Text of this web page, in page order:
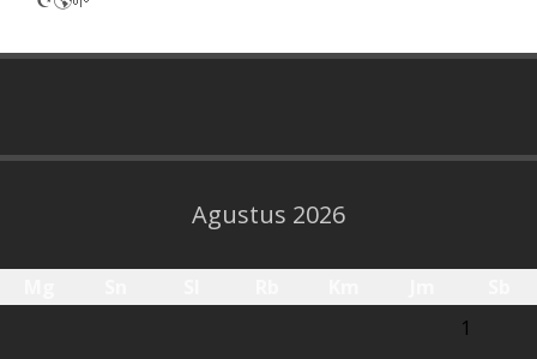
Agustus 2026
1